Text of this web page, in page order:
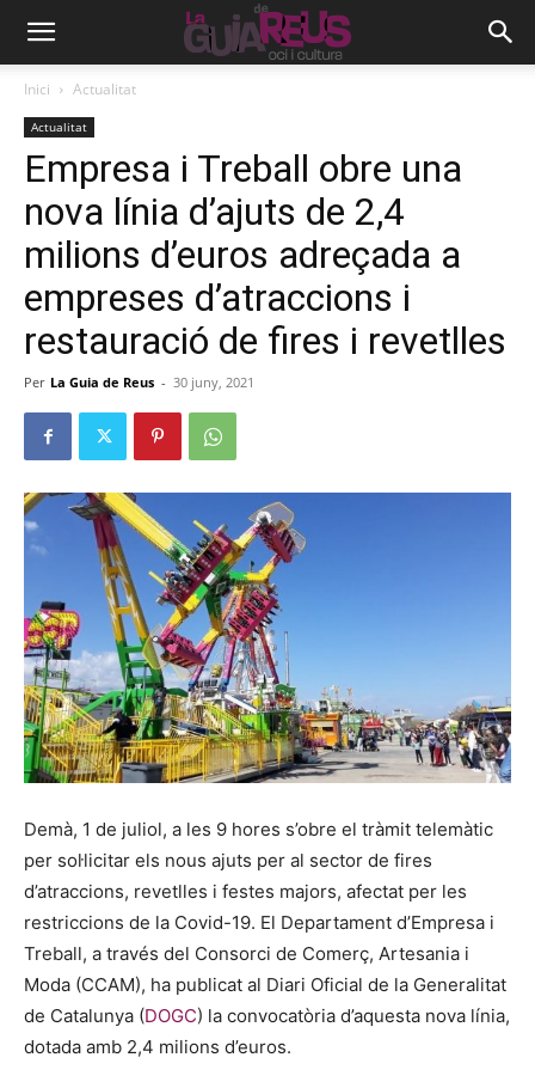
Inici Actualitat
Actualitat
Empresa i Treball obre una
nova línia d’ajuts de 2,4
milions d’euros adreçada a
empreses d’atraccions i
restauració de fires i revetlles
Per La Guia de Reus - 30 juny, 2021
Demà, 1 de juliol, a les 9 hores s’obre el tràmit telemàtic
per sol·licitar els nous ajuts per al sector de fires
d’atraccions, revetlles i festes majors, afectat per les
restriccions de la Covid-19. El Departament d’Empresa i
Treball, a través del Consorci de Comerç, Artesania i
Moda (CCAM), ha publicat al Diari Oficial de la Generalitat
de Catalunya (DOGC) la convocatòria d’aquesta nova línia,
dotada amb 2,4 milions d’euros.